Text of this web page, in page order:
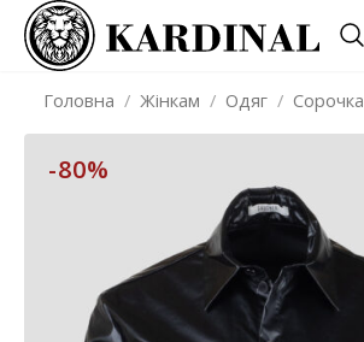
Головна / Жінкам / Одяг / Сорочка
-80%